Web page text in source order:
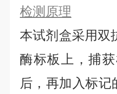
检测原理
本试剂盒采用双
酶标板上，捕
后，再加入标记